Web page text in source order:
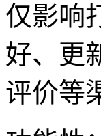
仅影响
好、更
评价等